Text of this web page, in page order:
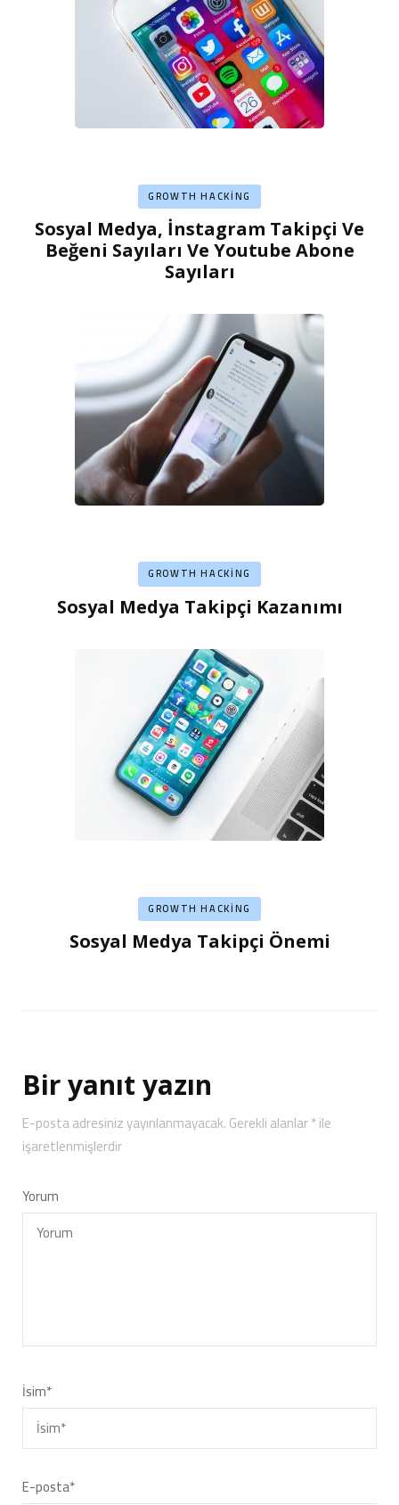
GROWTH HACKING
Sosyal Medya, İnstagram Takipçi Ve
Beğeni Sayıları Ve Youtube Abone
Sayıları
GROWTH HACKING
Sosyal Medya Takipçi Kazanımı
GROWTH HACKING
Sosyal Medya Takipçi Önemi
Bir yanıt yazın
E-posta adresiniz yayınlanmayacak.Gerekli alanlar*ile
işaretlenmişlerdir
Yorum
İsim*
E-posta*